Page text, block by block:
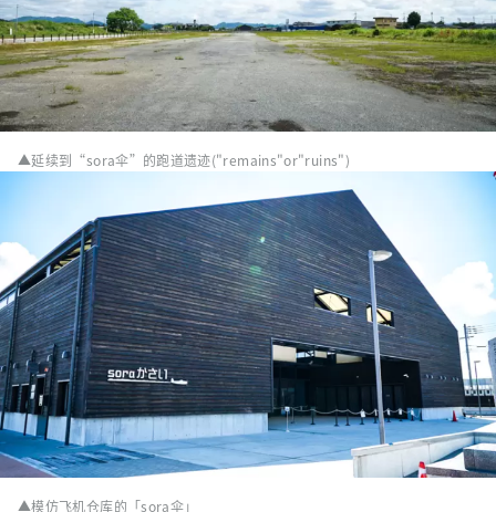
▲延续到“sora伞”的跑道遗迹("remains"or"ruins")
▲模仿飞机仓库的「sora伞」